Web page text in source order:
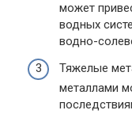
может
водных
водно-
Тяжелые
металлами